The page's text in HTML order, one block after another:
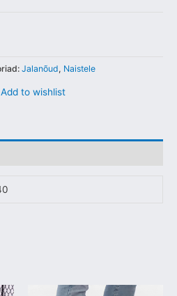
Jalanõud, Naistele
Add to wishlist
Sellel